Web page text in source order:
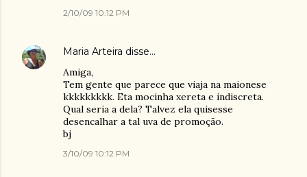
2/10/09 10:12 PM
Maria Arteira disse…
Amiga,
Tem gente que parece que viaja na maionese
kkkkkkkkk. Eta mocinha xereta e indiscreta.
Qual seria a dela? Talvez ela quisesse
desencalhar a tal uva de promoção.
bj
3/10/09 10:12 PM